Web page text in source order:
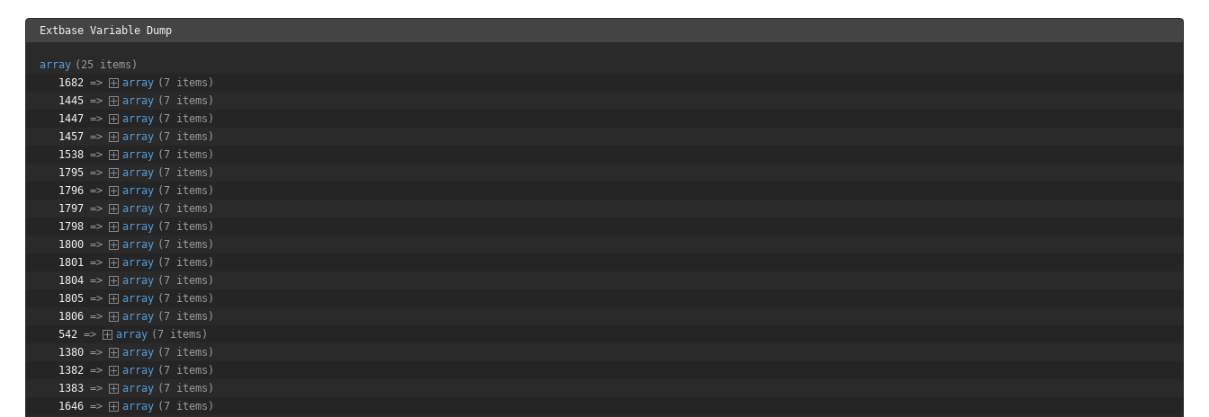
Extbase Variable Dump
array (25 items)
1682 => array (7 items)
1445 => array (7 items)
1447 => array (7 items)
1457 => array (7 items)
1538 => array (7 items)
1795 => array (7 items)
1796 => array (7 items)
1797 => array (7 items)
1798 => array (7 items)
1800 => array (7 items)
1801 => array (7 items)
1804 => array (7 items)
1805 => array (7 items)
1806 => array (7 items)
542 => array (7 items)
1380 => array (7 items)
1382 => array (7 items)
1383 => array (7 items)
1646 => array (7 items)